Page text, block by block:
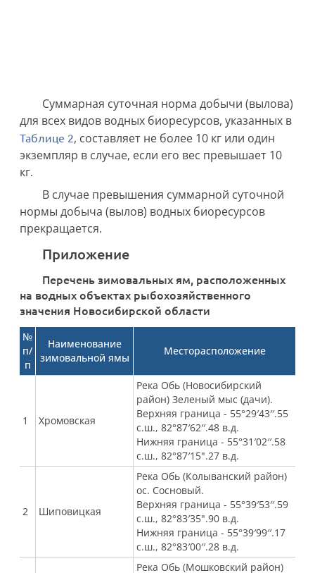
Суммарная суточная норма добычи (вылова)
для всех видов водных биоресурсов, указанных в
Таблице 2, составляет не более 10 кг или один
экземпляр в случае, если его вес превышает 10
кг.
В случае превышения суммарной суточной
нормы добыча (вылов) водных биоресурсов
прекращается.
Приложение
Перечень зимовальных ям, расположенных
на водных объектах рыбохозяйственного
значения Новосибирской области
№
п/
п
Наименование
зимовальной ямы
Месторасположение
1 Хромовская
Река Обь (Новосибирский
район) Зеленый мыс (дачи).
Верхняя граница - 55°29′43′′.55
с.ш., 82°87′62′′.48 в.д.
Нижняя граница - 55°31′02′′.58
с.ш., 82°87′15".27 в.д.
2 Шиповицкая
Река Обь (Колыванский район)
ос. Сосновый.
Верхняя граница - 55°39′53′′.59
с.ш., 82°83′35".90 в.д.
Нижняя граница - 55°39′99′′.17
с.ш., 82°83′00′′.28 в.д.
Река Обь (Мошковский район)